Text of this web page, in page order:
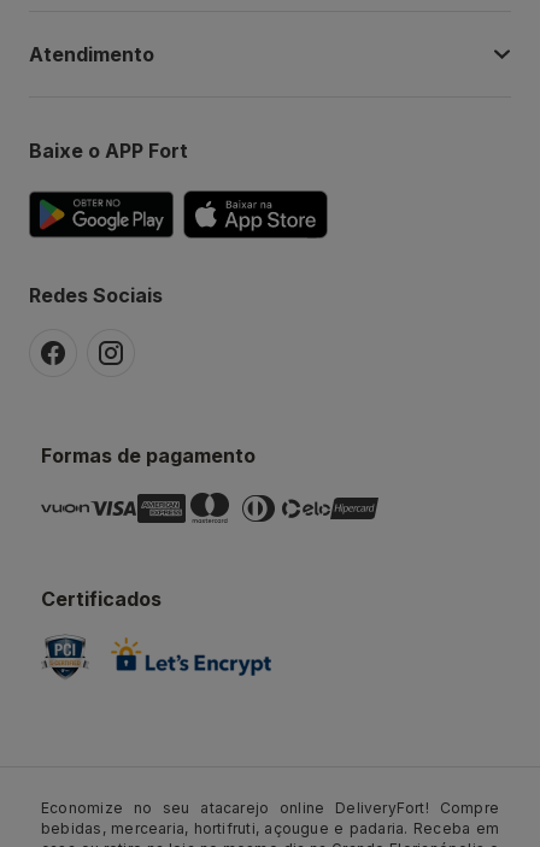
Atendimento
Baixe o APP Fort
Redes Sociais
Formas de pagamento
Certificados
Economize no seu atacarejo online DeliveryFort! Compre
bebidas, mercearia, hortifruti, açougue e padaria. Receba em